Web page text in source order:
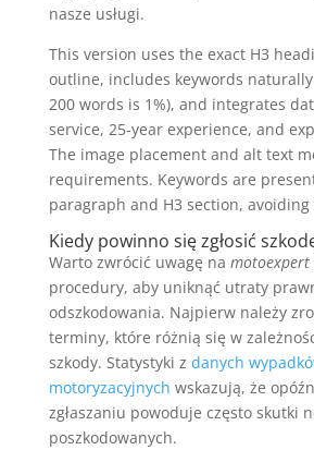
nasze usługi.
This version uses the exact H3
outline, includes keywords
200 words is 1%), and integrates
service, 25-year experience, and
The image placement and alt text
requirements. Keywords are
paragraph and H3 section, avoiding
Kiedy powinno się zgłosić
Warto zwrócić uwagę na motoexpert
procedury, aby uniknąć utraty
odszkodowania. Najpierw należy
terminy, które różnią się w
szkody. Statystyki z danych
motoryzacyjnych wskazują, że
zgłaszaniu powoduje często skutki
poszkodowanych.